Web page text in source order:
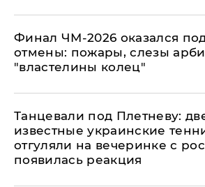
Финал ЧМ-2026 оказался
отмены: пожары, слезы
"властелины колец"
Танцевали под Плетневу:
известные украинские
отгуляли на вечеринке с
появилась реакция